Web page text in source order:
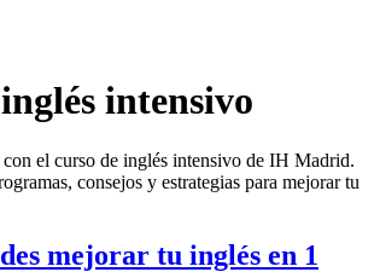
intensivo
el curso de inglés intensivo de IH Madrid.
consejos y estrategias para mejorar tu
mejorar tu inglés en 1